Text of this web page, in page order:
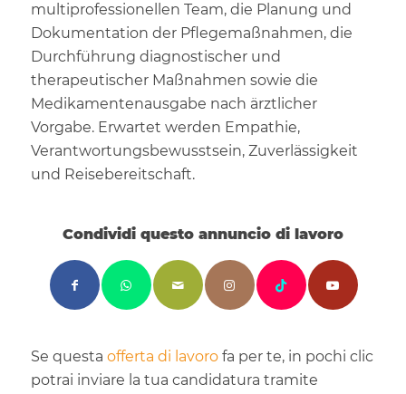
multiprofessionellen Team, die Planung und
Dokumentation der Pflegemaßnahmen, die
Durchführung diagnostischer und
therapeutischer Maßnahmen sowie die
Medikamentenausgabe nach ärztlicher
Vorgabe. Erwartet werden Empathie,
Verantwortungsbewusstsein, Zuverlässigkeit
und Reisebereitschaft.
Condividi questo annuncio di lavoro
Se questa offerta di lavorofa per te, in pochi clic
potrai inviare la tua candidatura tramite